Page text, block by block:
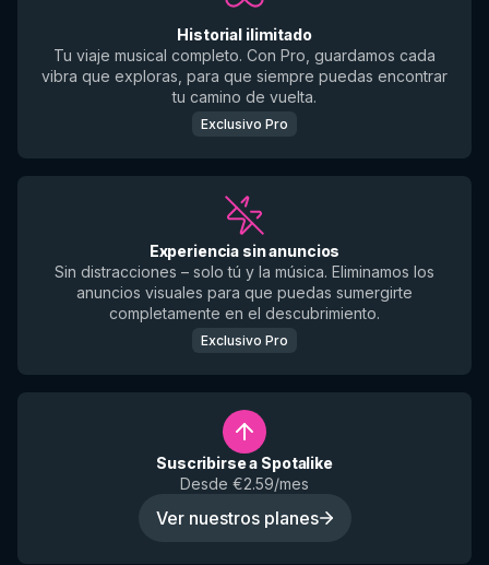
Historial ilimitado
Tu viaje musical completo. Con Pro, guardamos cada
vibra que exploras, para que siempre puedas encontrar
tu camino de vuelta.
Exclusivo Pro
Experiencia sin anuncios
Sin distracciones – solo tú y la música. Eliminamos los
anuncios visuales para que puedas sumergirte
completamente en el descubrimiento.
Exclusivo Pro
Suscribirse a Spotalike
Desde €2.59/mes
Ver nuestros planes